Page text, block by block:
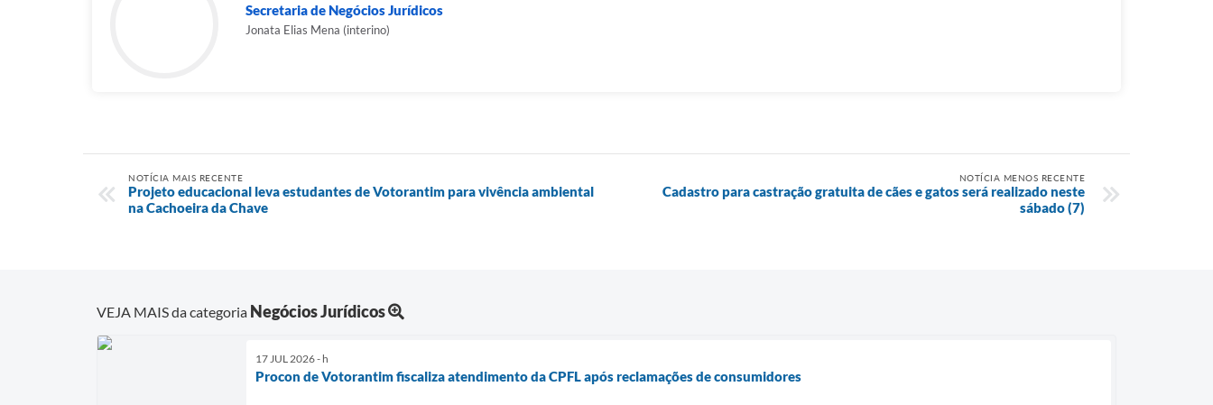
Secretaria de Negócios Jurídicos
Jonata Elias Mena (interino)
NOTÍCIA MAIS RECENTE
Projeto educacional leva estudantes de Votorantim para vivência ambiental
na Cachoeira da Chave
NOTÍCIA MENOS RECENTE
Cadastro para castração gratuita de cães e gatos será realizado neste
sábado (7)
VEJA MAIS da categoria Negócios Jurídicos
17 JUL 2026 - h
Procon de Votorantim fiscaliza atendimento da CPFL após reclamações de consumidores